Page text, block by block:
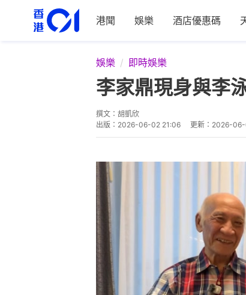
港聞 娛樂 酒店優惠碼
娛樂 即時娛樂
李家鼎現身與李
撰文： 胡凱欣
出版： 2026-06-02 21:06 更新： 2026-06-